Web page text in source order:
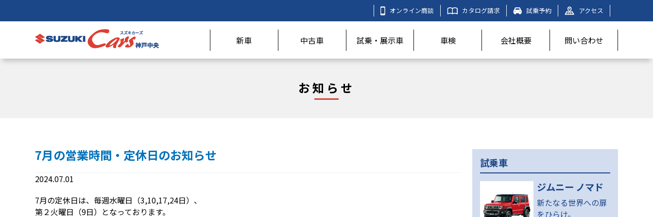
オンライン商談 カタログ請求 試乗予約 アクセス
新車 中古車 試乗・展示車 車検 会社概要 問い合わせ
お知らせ
7月の営業時間・定休日のお知らせ
2024.07.01
7月の定休日は、毎週水曜日（3,10,17,24日）、
第２火曜日（9日）となっております。
試乗車
ジムニー ノマド
新たなる世界への扉
をひらけ。